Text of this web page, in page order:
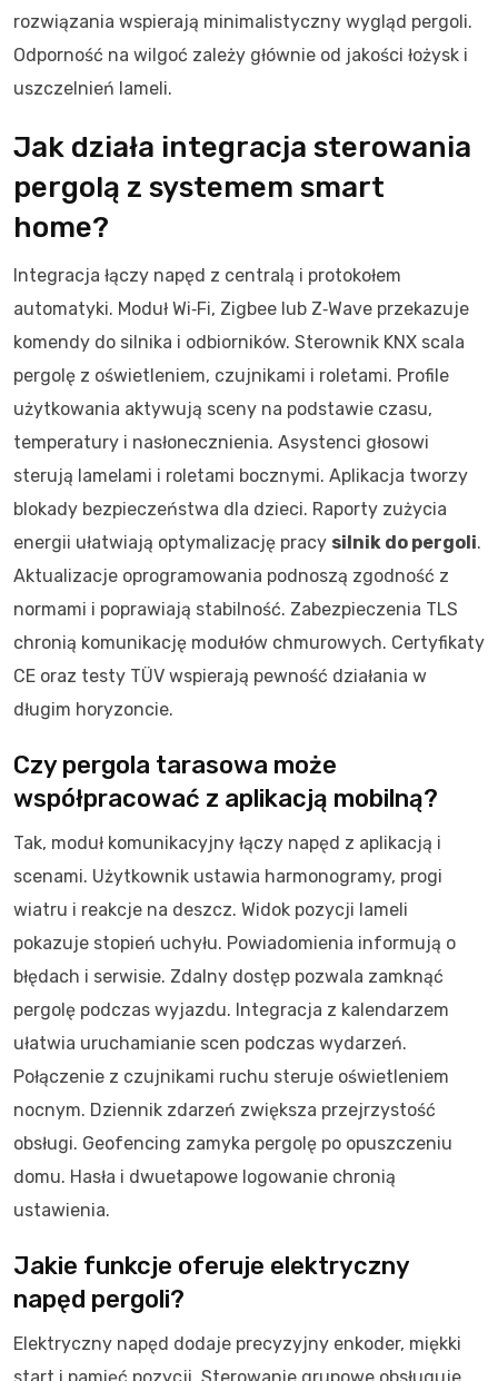
rozwiązania wspierają minimalistyczny wygląd pergoli.
Odporność na wilgoć zależy głównie od jakości łożysk i
uszczelnień lameli.
Jak działa integracja sterowania
pergolą z systemem smart
home?
Integracja łączy napęd z centralą i protokołem
automatyki. Moduł Wi‑Fi, Zigbee lub Z‑Wave przekazuje
komendy do silnika i odbiorników. Sterownik KNX scala
pergolę z oświetleniem, czujnikami i roletami. Profile
użytkowania aktywują sceny na podstawie czasu,
temperatury i nasłonecznienia. Asystenci głosowi
sterują lamelami i roletami bocznymi. Aplikacja tworzy
blokady bezpieczeństwa dla dzieci. Raporty zużycia
energii ułatwiają optymalizację pracy silnik do pergoli.
Aktualizacje oprogramowania podnoszą zgodność z
normami i poprawiają stabilność. Zabezpieczenia TLS
chronią komunikację modułów chmurowych. Certyfikaty
CE oraz testy TÜV wspierają pewność działania w
długim horyzoncie.
Czy pergola tarasowa może
współpracować z aplikacją mobilną?
Tak, moduł komunikacyjny łączy napęd z aplikacją i
scenami. Użytkownik ustawia harmonogramy, progi
wiatru i reakcje na deszcz. Widok pozycji lameli
pokazuje stopień uchyłu. Powiadomienia informują o
błędach i serwisie. Zdalny dostęp pozwala zamknąć
pergolę podczas wyjazdu. Integracja z kalendarzem
ułatwia uruchamianie scen podczas wydarzeń.
Połączenie z czujnikami ruchu steruje oświetleniem
nocnym. Dziennik zdarzeń zwiększa przejrzystość
obsługi. Geofencing zamyka pergolę po opuszczeniu
domu. Hasła i dwuetapowe logowanie chronią
ustawienia.
Jakie funkcje oferuje elektryczny
napęd pergoli?
Elektryczny napęd dodaje precyzyjny enkoder, miękki